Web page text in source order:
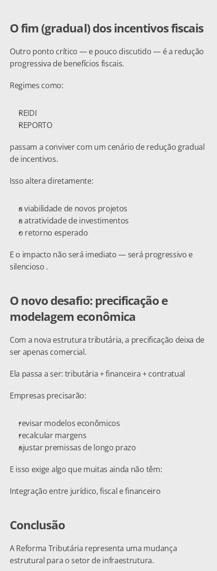
O fim (gradual) dos incentivos fiscais
Outro ponto crítico — e pouco discutido — é a redução
progressiva de benefícios fiscais.
Regimes como:
REIDI
REPORTO
passam a conviver com um cenário de redução gradual
de incentivos.
Isso altera diretamente:
a viabilidade de novos projetos
a atratividade de investimentos
o retorno esperado
E o impacto não será imediato — será progressivo e
silencioso .
O novo desafio: precificação e
modelagem econômica
Com a nova estrutura tributária, a precificação deixa de
ser apenas comercial.
Ela passa a ser: tributária + financeira + contratual
Empresas precisarão:
revisar modelos econômicos
recalcular margens
ajustar premissas de longo prazo
E isso exige algo que muitas ainda não têm:
Integração entre jurídico, fiscal e financeiro
Conclusão
A Reforma Tributária representa uma mudança
estrutural para o setor de infraestrutura.